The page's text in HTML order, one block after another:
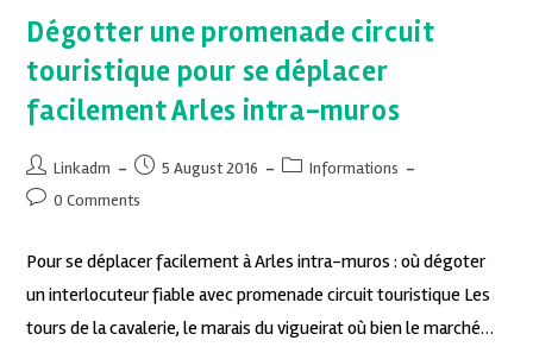
Dégotter une promenade circuit
touristique pour se déplacer
facilement Arles intra-muros
Linkadm 5 August 2016
Informations
0 Comments
Pour se déplacer facilement à Arles intra-muros : où dégoter
un interlocuteur fiable avec promenade circuit touristique Les
tours de la cavalerie, le marais du vigueirat où bien le marché…